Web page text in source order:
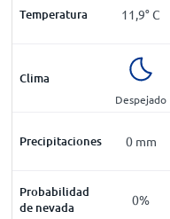
Temperatura 11,9°C
Clima
Despejado
Precipitaciones 0 mm
Probabilidad
de nevada
0%